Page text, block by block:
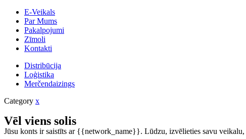
E-Veikals
Par Mums
Pakalpojumi
Zīmoli
Kontakti
Distribūcija
Loģistika
Merčendaizings
Category x
Vēl viens solis
Jūsu konts ir saistīts ar {{network_name}}. Lūdzu, izvēlieties savu veikalu,